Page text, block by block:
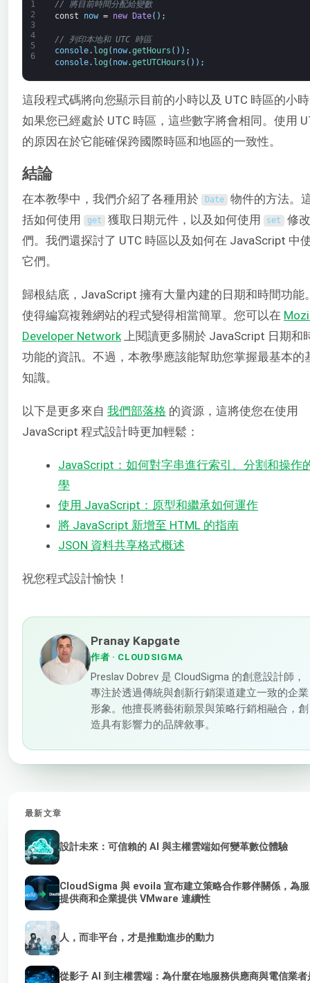
1
2
3
4
5
6
// 將目前時間分配給變數
const
now = new Date( ) ;
// 列印本地和 UTC 時區
console. log ( now.getHours ( ) ) ;
console. log ( now.getUTCHours ( ) ) ;
這段程式碼將向您顯示目前的小時以及 UTC 時區的小
如果您已經處於 UTC 時區，這些數字將會相同。使用
的原因在於它能確保跨國際時區和地區的一致性。
結論
在本教學中，我們介紹了各種用於 Date 物件的方法。
括如何使用
get 獲取日期元件，以及如何使用 set
修
們。我們還探討了 UTC 時區以及如何在 JavaScript 中
它們。
歸根結底，JavaScript 擁有大量內建的日期和時間功能
使得編寫複雜網站的程式變得相當簡單。您可以在
Developer Network上閱讀更多關於 JavaScript 日期和
功能的資訊。不過，本教學應該能幫助您掌握最基本的
知識。
以下是更多來自 我們部落格 的資源，這將使您在使用
JavaScript 程式設計時更加輕鬆：
JavaScript：如何對字串進行索引、分割和操作
學
使用 JavaScript：原型和繼承如何運作
將 JavaScript 新增至 HTML 的指南
JSON 資料共享格式概述
祝您程式設計愉快！
Pranay Kapgate
作者 · CLOUDSIGMA
Preslav Dobrev 是 CloudSigma 的創意設計師，
專注於透過傳統與創新行銷渠道建立一致的企業
形象。他擅長將藝術願景與策略行銷相融合，創
造具有影響力的品牌敘事。
最新文章
設計未來：可信賴的 AI 與主權雲端如何變革數位體驗
CloudSigma 與 evoila 宣布建立策略合作夥伴關係，為
提供商和企業提供 VMware 連續性
人，而非平台，才是推動進步的動力
從影子 AI 到主權雲端：為什麼在地服務供應商與電信業者